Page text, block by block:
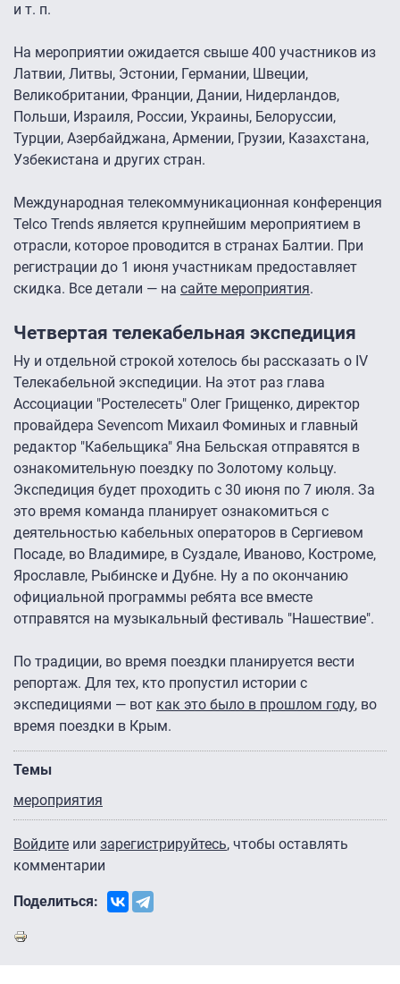
и т. п.
На мероприятии ожидается свыше 400 участников из
Латвии, Литвы, Эстонии, Германии, Швеции,
Великобритании, Франции, Дании, Нидерландов,
Польши, Израиля, России, Украины, Белоруссии,
Турции, Азербайджана, Армении, Грузии, Казахстана,
Узбекистана и других стран.
Международная телекоммуникационная конференция
Telco Trends является крупнейшим мероприятием в
отрасли, которое проводится в странах Балтии. При
регистрации до 1 июня участникам предоставляет
скидка. Все детали — на сайте мероприятия.
Четвертая телекабельная экспедиция
Ну и отдельной строкой хотелось бы рассказать о IV
Телекабельной экспедиции. На этот раз глава
Ассоциации "Ростелесеть" Олег Грищенко, директор
провайдера Sevencom Михаил Фоминых и главный
редактор "Кабельщика" Яна Бельская отправятся в
ознакомительную поездку по Золотому кольцу.
Экспедиция будет проходить с 30 июня по 7 июля. За
это время команда планирует ознакомиться с
деятельностью кабельных операторов в Сергиевом
Посаде, во Владимире, в Суздале, Иваново, Костроме,
Ярославле, Рыбинске и Дубне. Ну а по окончанию
официальной программы ребята все вместе
отправятся на музыкальный фестиваль "Нашествие".
По традиции, во время поездки планируется вести
репортаж. Для тех, кто пропустил истории с
экспедициями — вот как это было в прошлом году, во
время поездки в Крым.
Темы
мероприятия
Войдите или зарегистрируйтесь, чтобы оставлять
комментарии
Поделиться: